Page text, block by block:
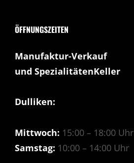
ÖFFNUNGSZEITEN
Manufaktur-Verkauf
und SpezialitätenKeller
Dulliken:
Mittwoch: 15:00 – 18:00 Uhr
Samstag: 10:00 – 14:00 Uhr